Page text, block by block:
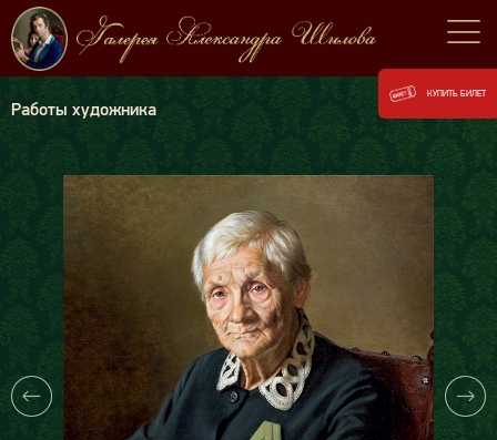
Работы художника
КУПИТЬ БИЛЕТ